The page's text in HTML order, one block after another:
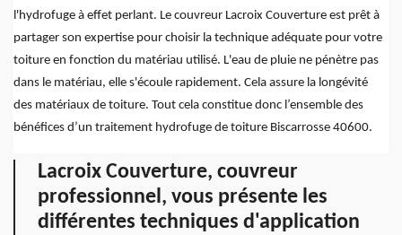
l'hydrofuge à effet perlant. Le couvreur Lacroix Couverture est prêt à
partager son expertise pour choisir la technique adéquate pour votre
toiture en fonction du matériau utilisé. L'eau de pluie ne pénètre pas
dans le matériau, elle s'écoule rapidement. Cela assure la longévité
des matériaux de toiture. Tout cela constitue donc l’ensemble des
bénéfices d’un traitement hydrofuge de toiture Biscarrosse 40600.
Lacroix Couverture, couvreur
professionnel, vous présente les
différentes techniques d'application